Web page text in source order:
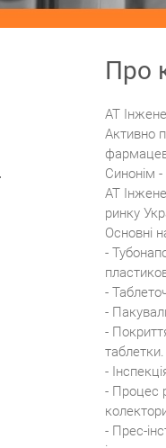
Про
АТ
Активно
Синонім -
АТ
ринку
Основні
-
-
-
-
-
- Процес
- Прес-